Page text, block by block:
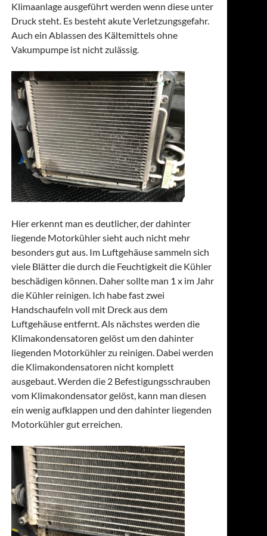
Klimaanlage ausgeführt werden wenn diese unter
Druck steht. Es besteht akute Verletzungsgefahr.
Auch ein Ablassen des Kältemittels ohne
Vakumpumpe ist nicht zulässig.
Hier erkennt man es deutlicher, der dahinter
liegende Motorkühler sieht auch nicht mehr
besonders gut aus. Im Luftgehäuse sammeln sich
viele Blätter die durch die Feuchtigkeit die Kühler
beschädigen können. Daher sollte man 1 x im Jahr
die Kühler reinigen. Ich habe fast zwei
Handschaufeln voll mit Dreck aus dem
Luftgehäuse entfernt. Als nächstes werden die
Klimakondensatoren gelöst um den dahinter
liegenden Motorkühler zu reinigen. Dabei werden
die Klimakondensatoren nicht komplett
ausgebaut. Werden die 2 Befestigungsschrauben
vom Klimakondensator gelöst, kann man diesen
ein wenig aufklappen und den dahinter liegenden
Motorkühler gut erreichen.